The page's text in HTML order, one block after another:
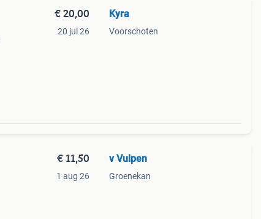
€ 20,00
20 jul 26
Kyra
Voorschoten
€ 11,50
1 aug 26
v Vulpen
Groenekan